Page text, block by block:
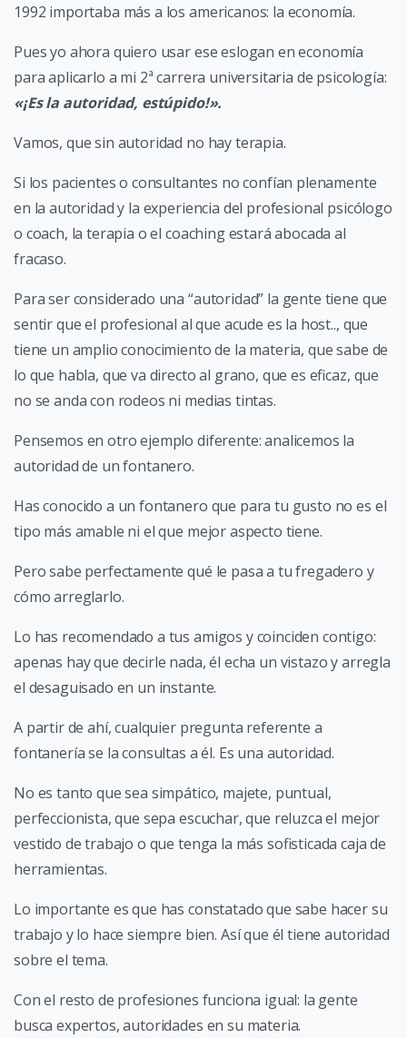
1992 importaba más a los americanos: la economía.
Pues yo ahora quiero usar ese eslogan en economía
para aplicarlo a mi 2ª carrera universitaria de psicología:
«¡Es la autoridad, estúpido!».
Vamos, que sin autoridad no hay terapia.
Si los pacientes o consultantes no confían plenamente
en la autoridad y la experiencia del profesional psicólogo
o coach, la terapia o el coaching estará abocada al
fracaso.
Para ser considerado una “autoridad” la gente tiene que
sentir que el profesional al que acude es la host.., que
tiene un amplio conocimiento de la materia, que sabe de
lo que habla, que va directo al grano, que es eficaz, que
no se anda con rodeos ni medias tintas.
Pensemos en otro ejemplo diferente: analicemos la
autoridad de un fontanero.
Has conocido a un fontanero que para tu gusto no es el
tipo más amable ni el que mejor aspecto tiene.
Pero sabe perfectamente qué le pasa a tu fregadero y
cómo arreglarlo.
Lo has recomendado a tus amigos y coinciden contigo:
apenas hay que decirle nada, él echa un vistazo y arregla
el desaguisado en un instante.
A partir de ahí, cualquier pregunta referente a
fontanería se la consultas a él. Es una autoridad.
No es tanto que sea simpático, majete, puntual,
perfeccionista, que sepa escuchar, que reluzca el mejor
vestido de trabajo o que tenga la más sofisticada caja de
herramientas.
Lo importante es que has constatado que sabe hacer su
trabajo y lo hace siempre bien. Así que él tiene autoridad
sobre el tema.
Con el resto de profesiones funciona igual: la gente
busca expertos, autoridades en su materia.